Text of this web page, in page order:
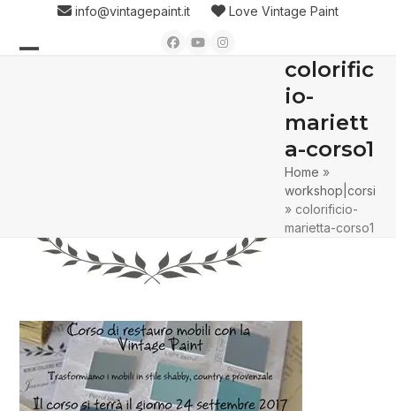
content
info@vintagepaint.it Love Vintage Paint
Facebook
YouTubeInstagram
colorific
io-
mariett
a-corso1
Home »
workshop|corsi
» colorificio-
marietta-corso1